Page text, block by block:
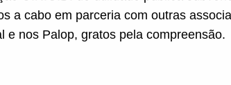
¡Necesitamos, simplemente,
experiencia emocionante, útil e
a cabo em parceria com outras
e nos Palop, gratos pela compreensão.